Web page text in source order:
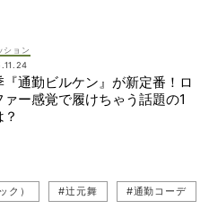
ション
『通勤ビルケン』が新定番！ロ
ァー感覚で履けちゃう話題の1
ク） #辻元舞 #通勤コーデ